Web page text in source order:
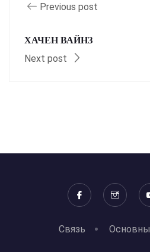
Previous post
ХАЧЕН ВАЙНЗ
Next post
Связь